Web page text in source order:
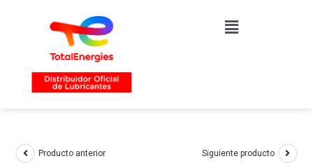
Producto anterior Siguiente producto